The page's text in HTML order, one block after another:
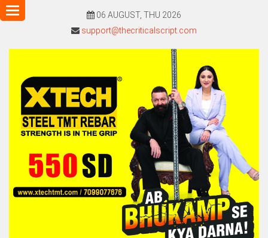
06 AUGUST, THU 2026
support@thecriticalscript.com
Toggle
navigation